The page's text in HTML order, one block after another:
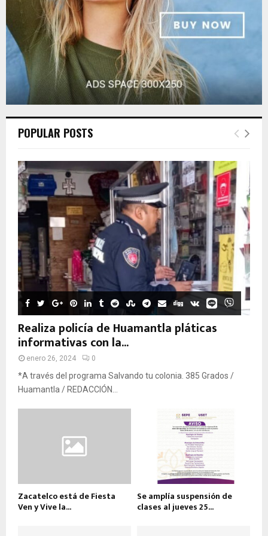
POPULAR POSTS
Realiza policía de Huamantla pláticas
informativas con la...
enero 26, 2024 0
*A través del programa Salvando tu colonia. 385 Grados /
Huamantla / REDACCIÓN...
Zacatelco está de Fiesta
Ven y Vive la...
Se amplía suspensión de
clases al jueves 25...